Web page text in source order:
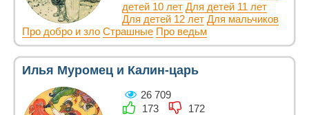
детей 10 лет Для детей 11 лет
Для детей 12 лет Для мальчиков
Про добро и зло Страшные Про ведьм
Илья Муромец и Калин-царь
26 709
173
172